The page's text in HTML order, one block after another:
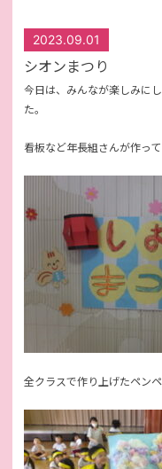
2023.09.01
シオンまつり
今日は、みんなが楽しみに
た。
看板など年長組さんが作っ
全クラスで作り上げたペン